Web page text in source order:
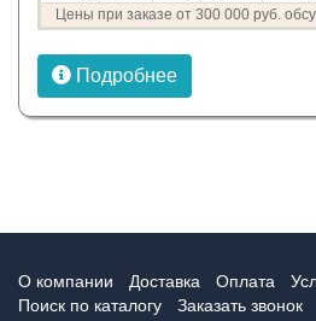
Цены при заказе от 300 000 руб.
Подробнее
О компании Доставка Оплата
Поиск по каталогу
Заказать звонок